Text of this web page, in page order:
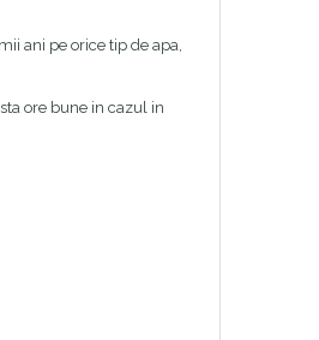
ani pe orice tip de apa,
ore bune in cazul in